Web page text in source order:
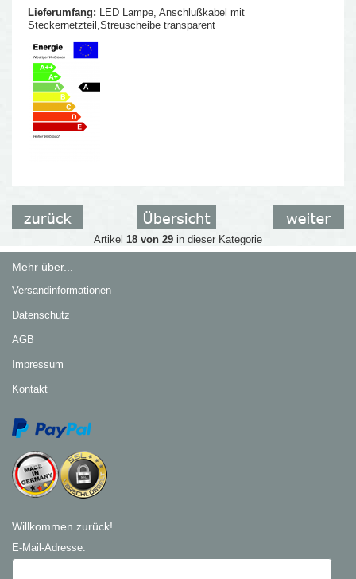
Lieferumfang: LED Lampe, Anschlußkabel mit
Steckernetzteil,Streuscheibe transparent
Artikel 18 von 29in dieser Kategorie
Mehr über...
Versandinformationen
Datenschutz
AGB
Impressum
Kontakt
Willkommen zurück!
E-Mail-Adresse: